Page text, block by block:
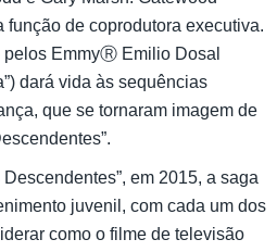
função de coprodutora executiva.
pelos EmmyⓇ Emilio Dosal
dará vida às sequências
que se tornaram imagem de
em 2015, a saga
juvenil, com cada um dos
como o filme de televisão